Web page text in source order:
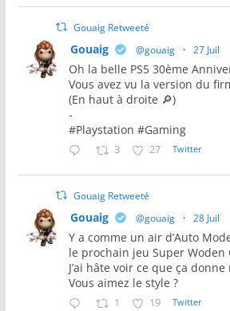
Gouaig Retweeté
Gouaig @gouaig · 27 Juil
Oh la belle PS5 30ème
Vous avez vu la version du
(En haut à droite 🔎)
-
#Playstation #Gaming
3 27 Twitter
Gouaig Retweeté
Gouaig @gouaig · 28 Juil
Y a comme un air d’Auto
le prochain jeu Super Woden
J’ai hâte voir ce que ça
Vous aimez le style ?
1 19 Twitter